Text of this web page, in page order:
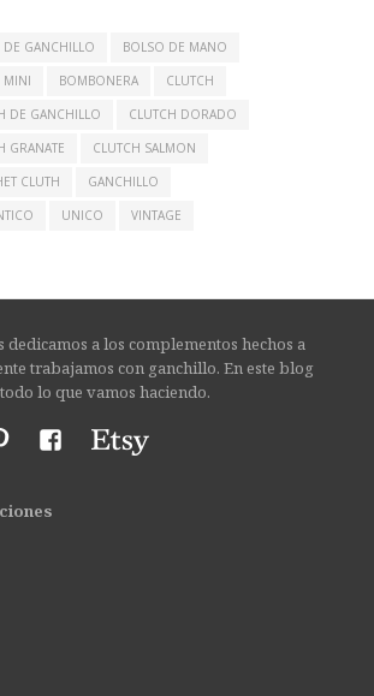
DE GANCHILLO
BOLSO DE MANO
MINI
BOMBONERA
CLUTCH
DE GANCHILLO
CLUTCH DORADO
GRANATE
CLUTCH SALMON
CLUTH
GANCHILLO
UNICO VINTAGE
dedicamos a los complementos hechos a
trabajamos con ganchillo. En este blog
lo que vamos haciendo.